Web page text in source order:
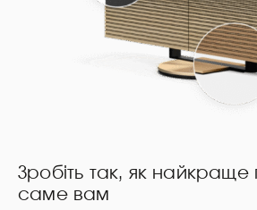
Зробіть так, як найкраще
саме вам